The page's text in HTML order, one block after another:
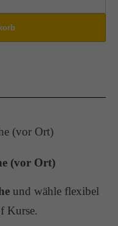
(vor Ort)
und wähle flexibel
Kurse.